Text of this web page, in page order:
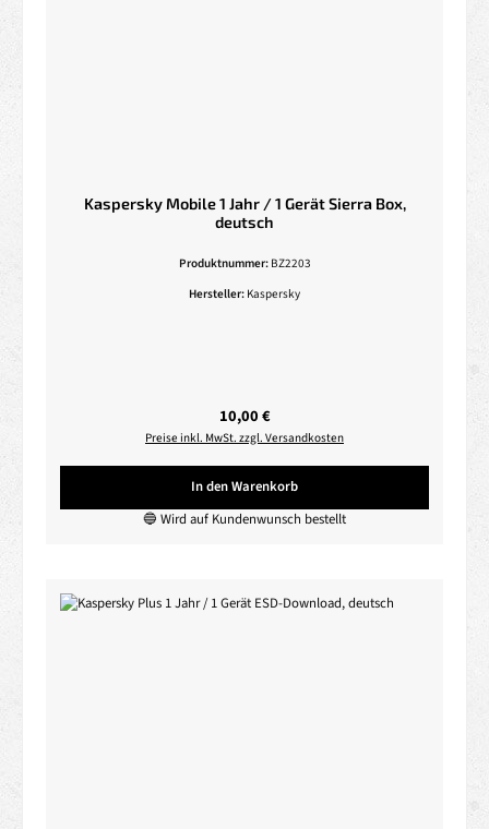
Kaspersky Mobile 1 Jahr / 1 Gerät Sierra Box,
deutsch
Produktnummer: BZ2203
Hersteller: Kaspersky
Regulärer Preis:
10,00 €
Preise inkl. MwSt. zzgl. Versandkosten
In den Warenkorb
🔵 Wird auf Kundenwunsch bestellt